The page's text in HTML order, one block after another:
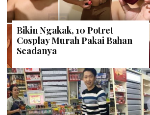
Bikin Ngakak, 10 Potret
Cosplay Murah Pakai Bahan
Seadanya